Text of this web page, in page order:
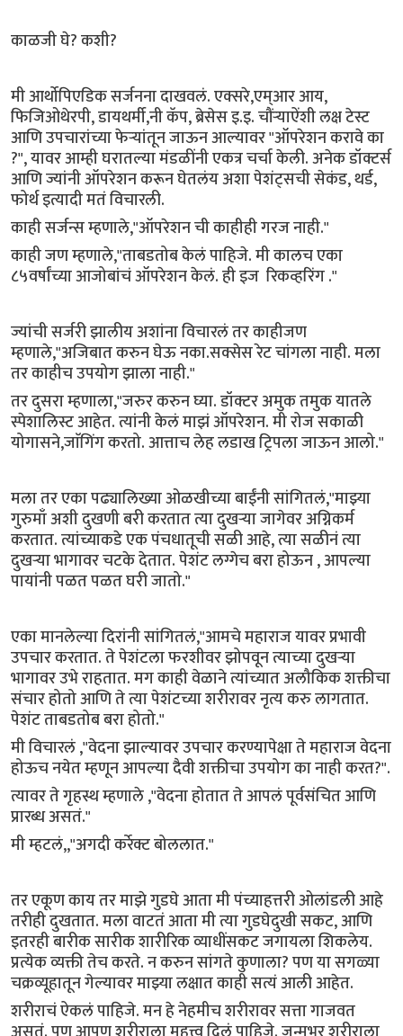
काळजी घे? कशी?
मी आर्थोपिएडिक सर्जनना दाखवलं. एक्सरे,एम्आर आय,
फिजिओथेरपी, डायथर्मी,नी कॅप, ब्रेसेस इ.इ. चौंऱ्याऐंशी लक्ष टेस्ट
आणि उपचारांच्या फेऱ्यांतून जाऊन आल्यावर "ऑपरेशन करावे का
?", यावर आम्ही घरातल्या मंडळींनी एकत्र चर्चा केली. अनेक डॉक्टर्स
आणि ज्यांनी ऑपरेशन करून घेतलंय अशा पेशंट्सची सेकंड, थर्ड,
फोर्थ इत्यादी मतं विचारली.
काही सर्जन्स म्हणाले,"ऑपरेशन ची काहीही गरज नाही."
काही जण म्हणाले,"ताबडतोब केलं पाहिजे. मी कालच एका
८५वर्षांच्या आजोबांचं ऑपरेशन केलं. ही इज रिकव्हरिंग ."
ज्यांची सर्जरी झालीय अशांना विचारलं तर काहीजण
म्हणाले,"अजिबात करुन घेऊ नका.सक्सेस रेट चांगला नाही. मला
तर काहीच उपयोग झाला नाही."
तर दुसरा म्हणाला,"जरुर करुन घ्या. डॉक्टर अमुक तमुक यातले
स्पेशालिस्ट आहेत. त्यांनी केलं माझं ऑपरेशन. मी रोज सकाळी
योगासने,जाॅगिंग करतो. आत्ताच लेह लडाख ट्रिपला जाऊन आलो."
मला तर एका पढ्यालिख्या ओळखीच्या बाईंनी सांगितलं,"माझ्या
गुरुमाँ अशी दुखणी बरी करतात त्या दुखऱ्या जागेवर अग्निकर्म
करतात. त्यांच्याकडे एक पंचधातूची सळी आहे, त्या सळीनं त्या
दुखऱ्या भागावर चटके देतात. पेशंट लग्गेच बरा होऊन , आपल्या
पायांनी पळत पळत घरी जातो."
एका मानलेल्या दिरांनी सांगितलं,"आमचे महाराज यावर प्रभावी
उपचार करतात. ते पेशंटला फरशीवर झोपवून त्याच्या दुखऱ्या
भागावर उभे राहतात. मग काही वेळाने त्यांच्यात अलौकिक शक्तीचा
संचार होतो आणि ते त्या पेशंटच्या शरीरावर नृत्य करु लागतात.
पेशंट ताबडतोब बरा होतो."
मी विचारलं ,"वेदना झाल्यावर उपचार करण्यापेक्षा ते महाराज वेदना
होऊच नयेत म्हणून आपल्या दैवी शक्तीचा उपयोग का नाही करत?".
त्यावर ते गृहस्थ म्हणाले ,"वेदना होतात ते आपलं पूर्वसंचित आणि
प्रारब्ध असतं."
मी म्हटलं,,"अगदी कर्रेक्ट बोललात."
तर एकूण काय तर माझे गुडघे आता मी पंच्याहत्तरी ओलांडली आहे
तरीही दुखतात. मला वाटतं आता मी त्या गुडघेदुखी सकट, आणि
इतरही बारीक सारीक शारीरिक व्याधींसकट जगायला शिकलेय.
प्रत्येक व्यक्ती तेच करते. न करुन सांगते कुणाला? पण या सगळ्या
चक्रव्यूहातून गेल्यावर माझ्या लक्षात काही सत्यं आली आहेत.
शरीराचं ऐकलं पाहिजे. मन हे नेहमीच शरीरावर सत्ता गाजवत